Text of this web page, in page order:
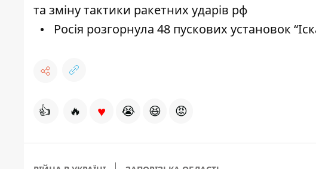
та зміну тактики ракетних ударів рф
Росія розгорнула 48 пускових установок
👍 🔥 ♥ 😭 😆 😡